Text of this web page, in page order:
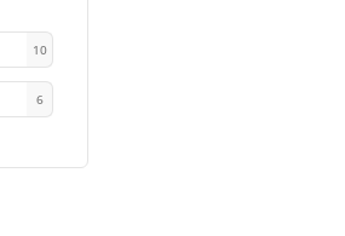
10
6